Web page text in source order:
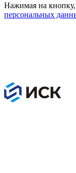
Нажимая на кнопку,
персональных